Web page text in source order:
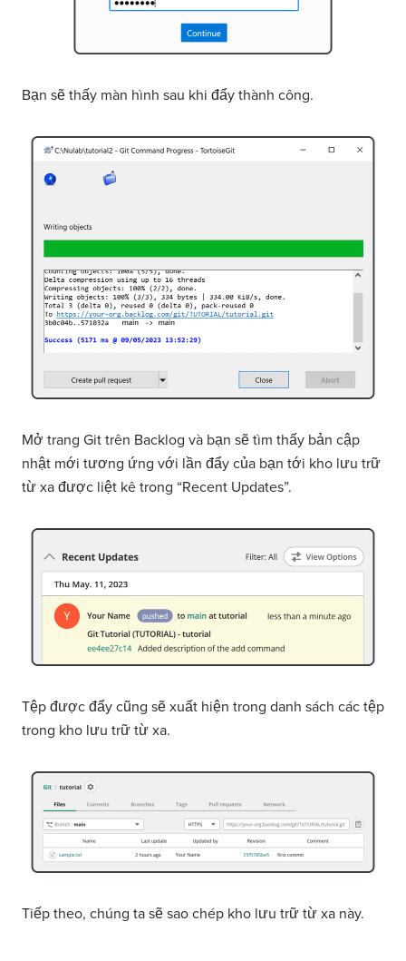
Bạn sẽ thấy màn hình sau khi đẩy thành công.
Mở trang Git trên Backlog và bạn sẽ tìm thấy bản cập
nhật mới tương ứng với lần đẩy của bạn tới kho lưu trữ
từ xa được liệt kê trong “Recent Updates”.
Tệp được đẩy cũng sẽ xuất hiện trong danh sách các tệp
trong kho lưu trữ từ xa.
Tiếp theo, chúng ta sẽ sao chép kho lưu trữ từ xa này.